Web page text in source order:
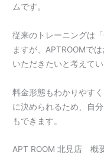
ムです。
従来のトレーニングは
ますが、APTROOMで
いただきたいと考えてい
料金形態もわかりやす
に決められるため、自
もできます。
APT ROOM 北見店 概